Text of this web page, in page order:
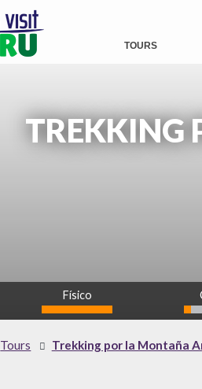
TOURS
TREKKING
Físico
Tours Trekking por la Montaña